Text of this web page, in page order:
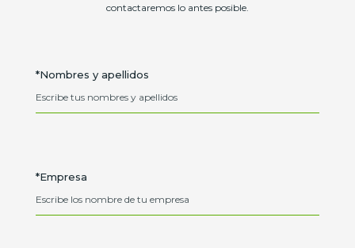
contactaremos lo antes posible.
*Nombres y apellidos
*Empresa